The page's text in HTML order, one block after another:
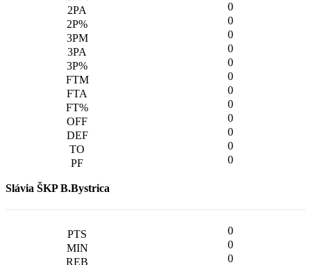
0
0
0
0
0
0
0
0
0
0
0
0
Slávia ŠKP B.Bystrica
0
0
0